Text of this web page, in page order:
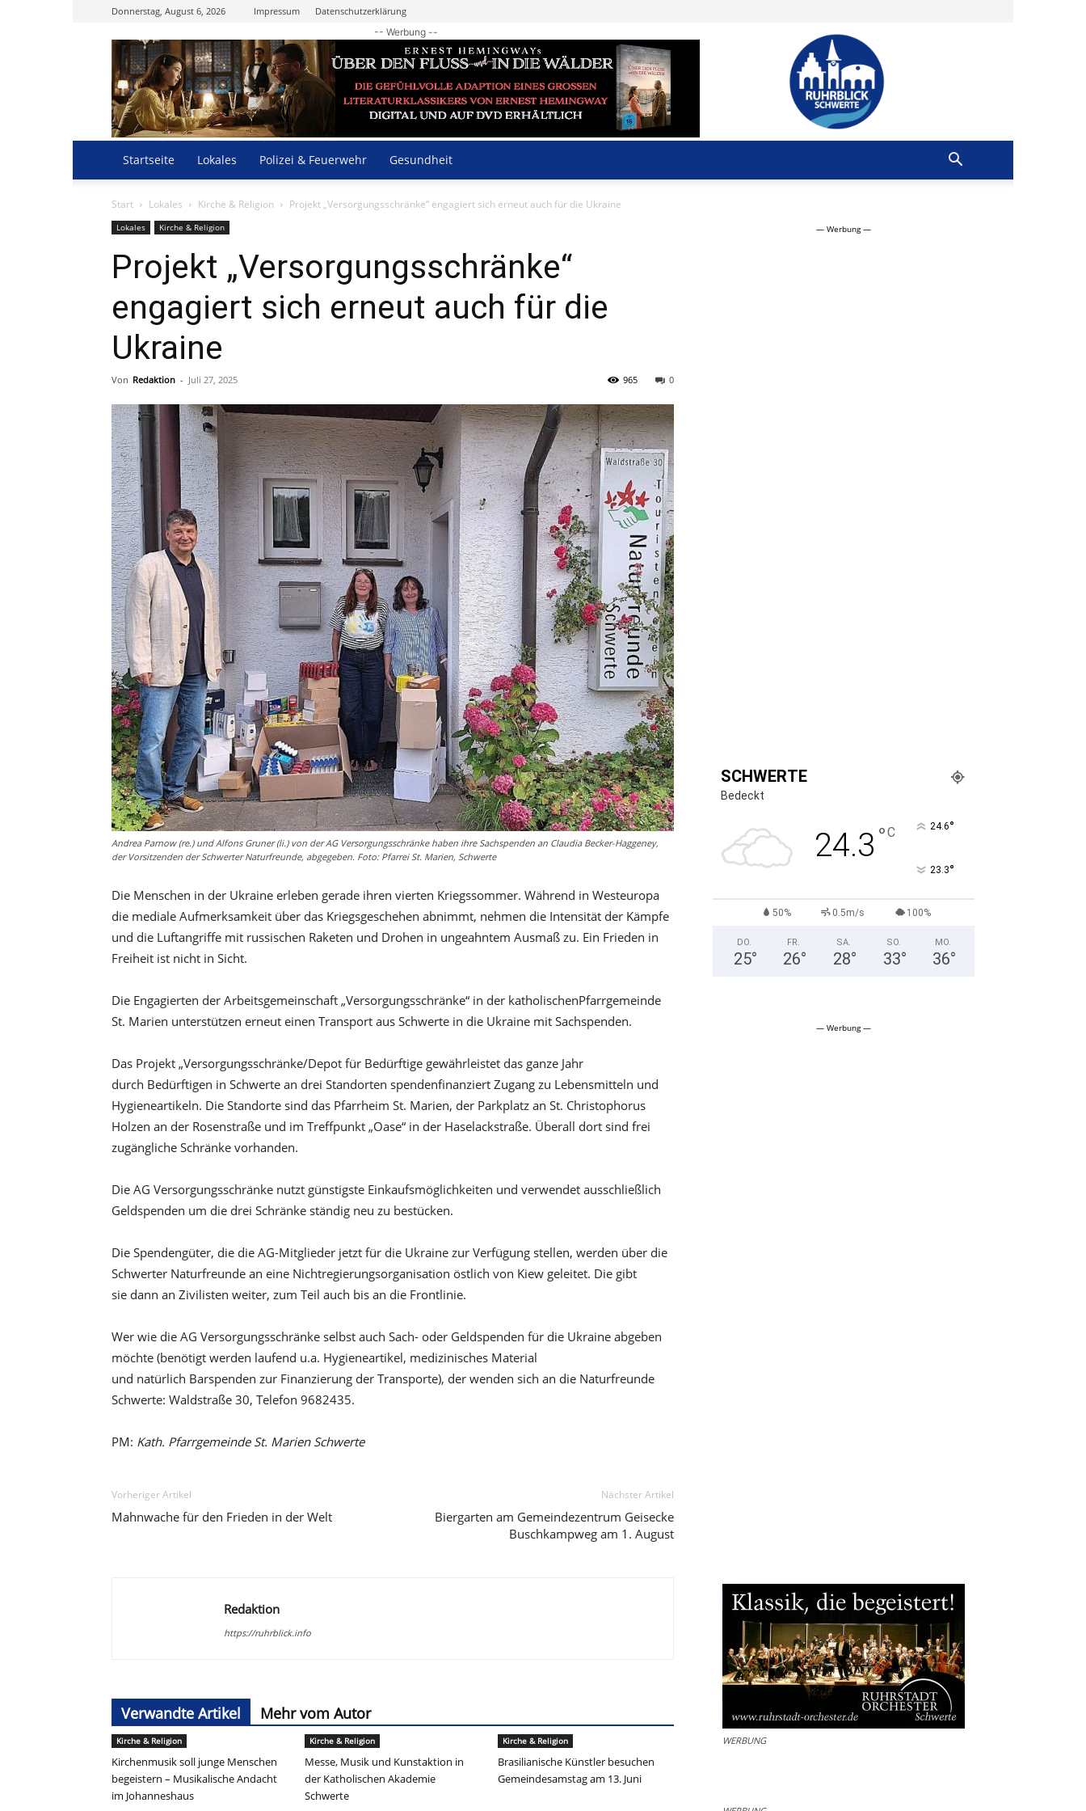
Donnerstag, August 6, 2026 Impressum Datenschutzerklärung
Ruhrblick
Schwerte
-- Werbung --
Startseite Lokales Polizei & Feuerwehr Gesundheit
Start Lokales Kirche & Religion Projekt „Versorgungsschränke“ engagiert sich erneut auch für die Ukraine
Lokales Kirche & Religion
Projekt „Versorgungsschränke“
engagiert sich erneut auch für die
Ukraine
Von Redaktion - Juli 27, 2025 0
965
Andrea Parnow (re.) und Alfons Gruner (li.) von der AG Versorgungsschränke haben ihre Sachspenden an Claudia Becker-Haggeney,
der Vorsitzenden der Schwerter Naturfreunde, abgegeben. Foto: Pfarrei St. Marien, Schwerte
Die Menschen in der Ukraine erleben gerade ihren vierten Kriegssommer. Während in Westeuropa
die mediale Aufmerksamkeit über das Kriegsgeschehen abnimmt, nehmen die Intensität der Kämpfe
und die Luftangriffe mit russischen Raketen und Drohen in ungeahntem Ausmaß zu. Ein Frieden in
Freiheit ist nicht in Sicht.
Die Engagierten der Arbeitsgemeinschaft „Versorgungsschränke“ in der katholischenPfarrgemeinde
St. Marien unterstützen erneut einen Transport aus Schwerte in die Ukraine mit Sachspenden.
Das Projekt „Versorgungsschränke/Depot für Bedürftige gewährleistet das ganze Jahr
durch Bedürftigen in Schwerte an drei Standorten spendenfinanziert Zugang zu Lebensmitteln und
Hygieneartikeln. Die Standorte sind das Pfarrheim St. Marien, der Parkplatz an St. Christophorus
Holzen an der Rosenstraße und im Treffpunkt „Oase“ in der Haselackstraße. Überall dort sind frei
zugängliche Schränke vorhanden.
Die AG Versorgungsschränke nutzt günstigste Einkaufsmöglichkeiten und verwendet ausschließlich
Geldspenden um die drei Schränke ständig neu zu bestücken.
Die Spendengüter, die die AG-Mitglieder jetzt für die Ukraine zur Verfügung stellen, werden über die
Schwerter Naturfreunde an eine Nichtregierungsorganisation östlich von Kiew geleitet. Die gibt
sie dann an Zivilisten weiter, zum Teil auch bis an die Frontlinie.
Wer wie die AG Versorgungsschränke selbst auch Sach- oder Geldspenden für die Ukraine abgeben
möchte (benötigt werden laufend u.a. Hygieneartikel, medizinisches Material
und natürlich Barspenden zur Finanzierung der Transporte), der wenden sich an die Naturfreunde
Schwerte: Waldstraße 30, Telefon 9682435.
PM: Kath. Pfarrgemeinde St. Marien Schwerte
Vorheriger Artikel
Mahnwache für den Frieden in der Welt
Nächster Artikel
Biergarten am Gemeindezentrum Geisecke
Buschkampweg am 1. August
Redaktion
https://ruhrblick.info
Verwandte Artikel Mehr vom Autor
Kirche & Religion
Kirchenmusik soll junge Menschen
begeistern – Musikalische Andacht
im Johanneshaus
Kirche & Religion
Messe, Musik und Kunstaktion in
der Katholischen Akademie
Schwerte
Kirche & Religion
Brasilianische Künstler besuchen
Gemeindesamstag am 13. Juni
— Werbung —
SCHWERTE
Bedeckt
24.3 °C 24.6°
23.3°
50% 0.5m/s 100%
DO.
25°
FR.
26°
SA.
28°
SO.
33°
MO.
36°
— Werbung —
WERBUNG